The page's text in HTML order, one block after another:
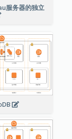
服务器的独立